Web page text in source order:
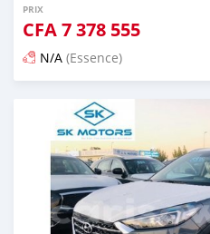
PRIX
CFA7 378 555
N/A (Essence)